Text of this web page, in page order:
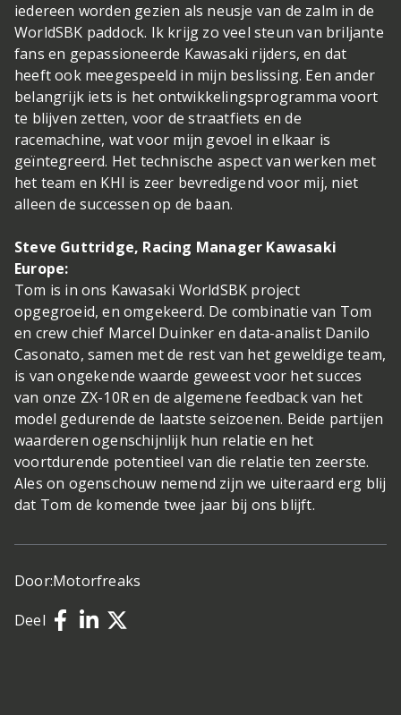
iedereen worden gezien als neusje van de zalm in de
WorldSBK paddock. Ik krijg zo veel steun van briljante
fans en gepassioneerde Kawasaki rijders, en dat
heeft ook meegespeeld in mijn beslissing. Een ander
belangrijk iets is het ontwikkelingsprogramma voort
te blijven zetten, voor de straatfiets en de
racemachine, wat voor mijn gevoel in elkaar is
geïntegreerd. Het technische aspect van werken met
het team en KHI is zeer bevredigend voor mij, niet
alleen de successen op de baan.
Steve Guttridge, Racing Manager Kawasaki
Europe:
Tom is in ons Kawasaki WorldSBK project
opgegroeid, en omgekeerd. De combinatie van Tom
en crew chief Marcel Duinker en data-analist Danilo
Casonato, samen met de rest van het geweldige team,
is van ongekende waarde geweest voor het succes
van onze ZX-10R en de algemene feedback van het
model gedurende de laatste seizoenen. Beide partijen
waarderen ogenschijnlijk hun relatie en het
voortdurende potentieel van die relatie ten zeerste.
Ales on ogenschouw nemend zijn we uiteraard erg blij
dat Tom de komende twee jaar bij ons blijft.
Door:Motorfreaks
Deel